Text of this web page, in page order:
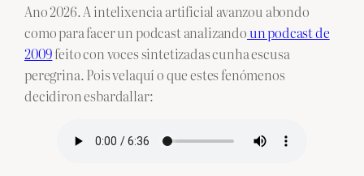
Ano 2026. A intelixencia artificial avanzou abondo
como para facer un podcast analizandoun podcast de
2009feito con voces sintetizadas cunha escusa
peregrina. Pois velaquí o que estes fenómenos
decidiron esbardallar: